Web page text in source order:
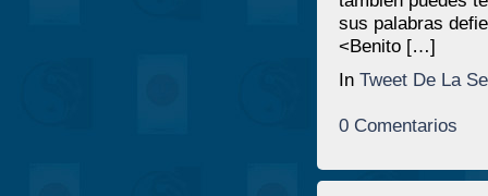
sus palabras
<Benito […]
In Tweet De La
0 Comentarios